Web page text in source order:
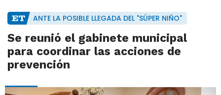
ANTE LA POSIBLE LLEGADA DEL "SÚPER NIÑO"
Se reunió el gabinete municipal
para coordinar las acciones de
prevención